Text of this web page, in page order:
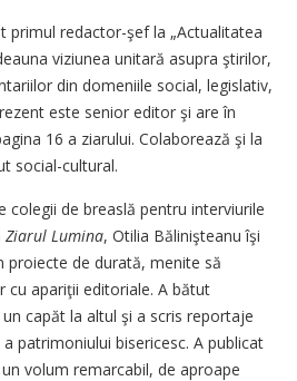
primul redactor-şef la „Actualitatea
viziunea unitară asupra ştirilor,
din domeniile social, legislativ,
este senior editor şi are în
16 a ziarului. Colaborează şi la
social-cultural.
colegii de breaslă pentru interviurile
Ziarul Lumina, Otilia Bălinişteanu îşi
proiecte de durată, menite să
cu apariţii editoriale. A bătut
capăt la altul şi a scris reportaje
patrimoniului bisericesc. A publicat
volum remarcabil, de aproape